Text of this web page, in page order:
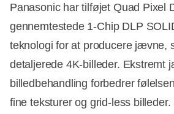
Panasonic har tilføjet Quad Pixel
gennemtestede 1-Chip DLP
teknologi for at producere jævne,
detaljerede 4K-billeder. Ekstremt
billedbehandling forbedrer
fine teksturer og grid-less